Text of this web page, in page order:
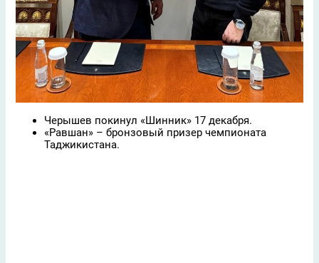
Черышев покинул «Шинник» 17 декабря.
«Равшан» – бронзовый призер чемпионата
Таджикистана.